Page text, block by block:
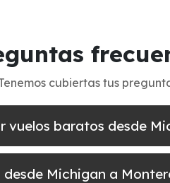
cubiertas tus
vuelos baratos desde
Michigan a